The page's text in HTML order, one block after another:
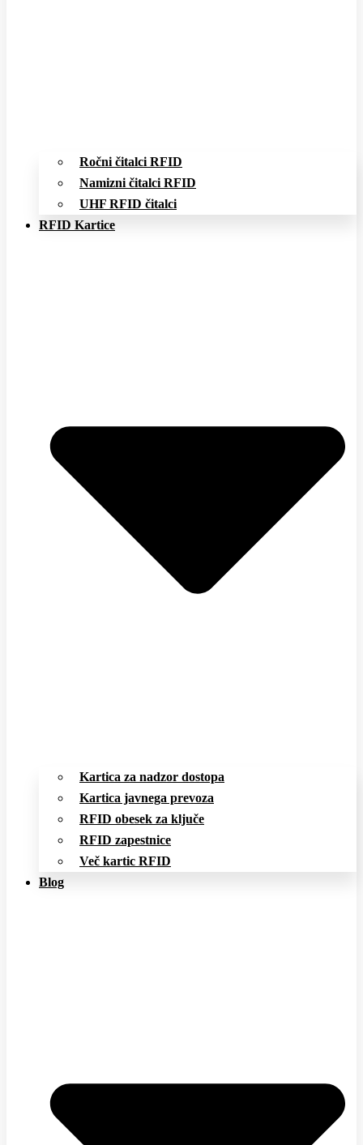
Ročni čitalci RFID
Namizni čitalci RFID
UHF RFID čitalci
RFID Kartice
Kartica za nadzor dostopa
Kartica javnega prevoza
RFID obesek za ključe
RFID zapestnice
Več kartic RFID
Blog